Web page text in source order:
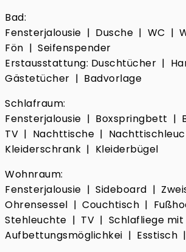
Bad:
Fensterjalousie | Dusche | WC |
Fön | Seifenspender
Erstausstattung: Duschtücher |
Gästetücher | Badvorlage
Schlafraum:
Fensterjalousie | Boxspringbett |
TV | Nachttische |
Kleiderschrank | Kleiderbügel
Wohnraum:
Fensterjalousie | Sideboard |
Ohrensessel | Couchtisch |
Stehleuchte | TV | Schlafliege mit
Aufbettungsmöglichkei | Esstisch